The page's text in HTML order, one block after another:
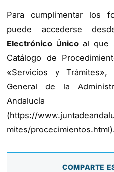
Para cumplimentar los
puede accederse
Electrónico Únicoal que
Catálogo de
«Servicios y
General de la
Andalucía
(https://
mites/procedimientos.html).
COMPARTE